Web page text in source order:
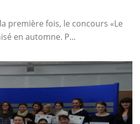
première fois, le concours «Le
en automne. P...